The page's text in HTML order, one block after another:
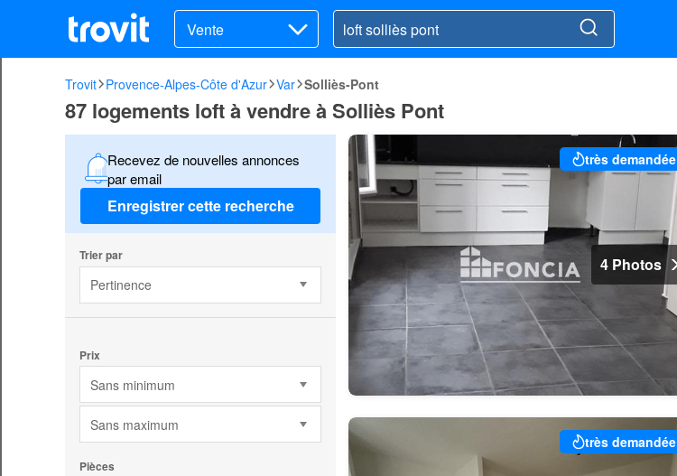
Vente
Trovit Provence-Alpes-Côte d'Azur Var Solliès-Pont
87 logements loft à vendre à Solliès Pont
Recevez de nouvelles annonces
par email
Enregistrer cette recherche
Trier par
Pertinence
Prix
Sans minimum
Sans maximum
Pièces
très demandée
4 Photos
très demandée